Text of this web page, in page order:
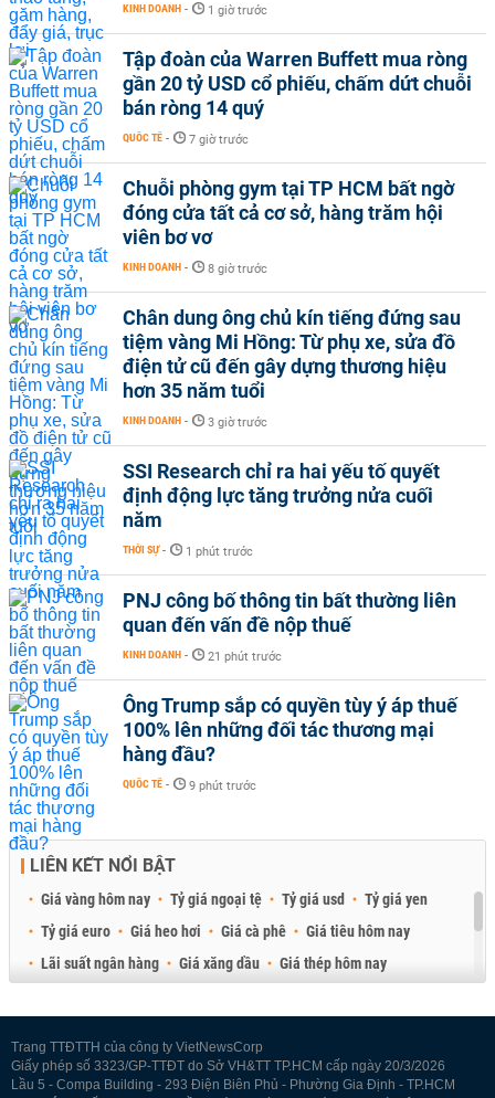
KINH DOANH - 1 giờ trước
Tập đoàn của Warren Buffett mua ròng
gần 20 tỷ USD cổ phiếu, chấm dứt chuỗi
bán ròng 14 quý
QUỐC TẾ - 7 giờ trước
Chuỗi phòng gym tại TP HCM bất ngờ
đóng cửa tất cả cơ sở, hàng trăm hội
viên bơ vơ
KINH DOANH - 8 giờ trước
Chân dung ông chủ kín tiếng đứng sau
tiệm vàng Mi Hồng: Từ phụ xe, sửa đồ
điện tử cũ đến gây dựng thương hiệu
hơn 35 năm tuổi
KINH DOANH - 3 giờ trước
SSI Research chỉ ra hai yếu tố quyết
định động lực tăng trưởng nửa cuối
năm
THỜI SỰ - 1 phút trước
PNJ công bố thông tin bất thường liên
quan đến vấn đề nộp thuế
KINH DOANH - 21 phút trước
Ông Trump sắp có quyền tùy ý áp thuế
100% lên những đối tác thương mại
hàng đầu?
QUỐC TẾ - 9 phút trước
LIÊN KẾT NỔI BẬT
Giá vàng hôm nay Tỷ giá ngoại tệ Tỷ giá usd
Tỷ giá yen
Tỷ giá euro
Giá heo hơi Giá cà phê
Giá tiêu hôm nay
Lãi suất ngân hàng
Giá xăng dầu
Giá thép hôm nay
Trang TTĐTTH của công ty VietNewsCorp
Giấy phép số 3323/GP-TTĐT do Sở VH&TT TP.HCM cấp ngày 20/3/2026
Lầu 5 - Compa Building - 293 Điện Biên Phủ - Phường Gia Định - TP.HCM